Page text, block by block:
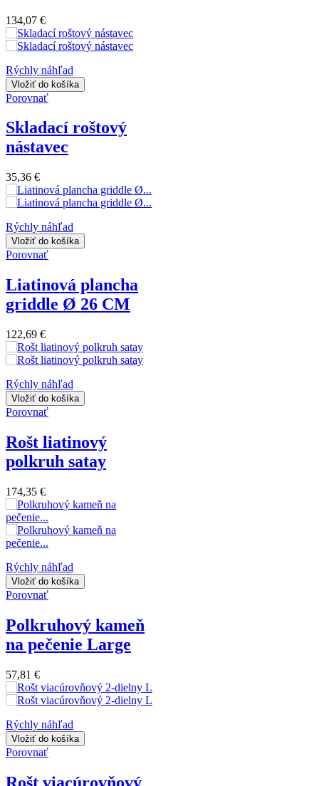
134,07 €
Rýchly náhľad
Vložiť do košíka
Porovnať
Skladací roštový
nástavec
35,36 €
Rýchly náhľad
Vložiť do košíka
Porovnať
Liatinová plancha
griddle Ø 26 CM
122,69 €
Rýchly náhľad
Vložiť do košíka
Porovnať
Rošt liatinový
polkruh satay
174,35 €
Rýchly náhľad
Vložiť do košíka
Porovnať
Polkruhový kameň
na pečenie Large
57,81 €
Rýchly náhľad
Vložiť do košíka
Porovnať
Rošt viacúrovňový